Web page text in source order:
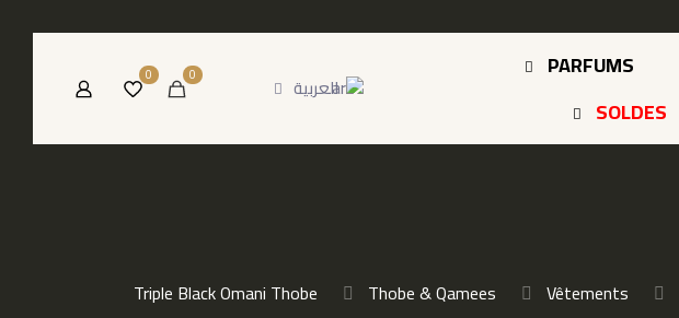
PARFUMS
SOLDES
العربية 0
0
Vêtements
Thobe & Qamees
Triple Black Omani Thobe